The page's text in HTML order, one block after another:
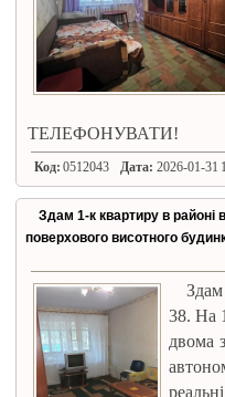
ТЕЛЕФОНУВАТИ!
Код: 0512043 Дата: 2026-01-31
Здам 1-к квартиру в районі
поверхового висотного
38. На
двома